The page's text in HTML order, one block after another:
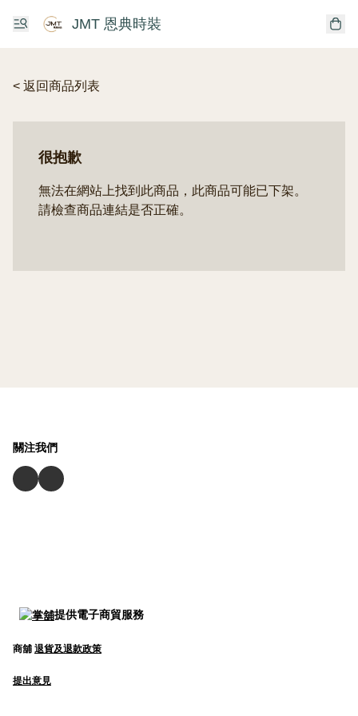
JMT 恩典時裝
< 返回商品列表
很抱歉
無法在網站上找到此商品，此商品可能已下架。
請檢查商品連結是否正確。
關注我們
提供電子商貿服務
商舖 退貨及退款政策
提出意見